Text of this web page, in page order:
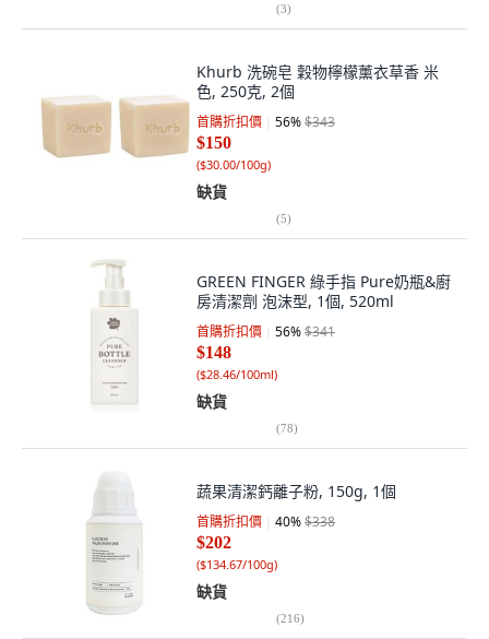
(3)
Khurb 洗碗皂 穀物檸檬薰衣草香 米
色, 250克, 2個
首購折扣價 56%$343
$150
($30.00/100g)
缺貨
(5)
GREEN FINGER 綠手指 Pure奶瓶&廚
房清潔劑 泡沫型, 1個, 520ml
首購折扣價 56%$341
$148
($28.46/100ml)
缺貨
(78)
蔬果清潔鈣離子粉, 150g, 1個
首購折扣價 40%$338
$202
($134.67/100g)
缺貨
(216)